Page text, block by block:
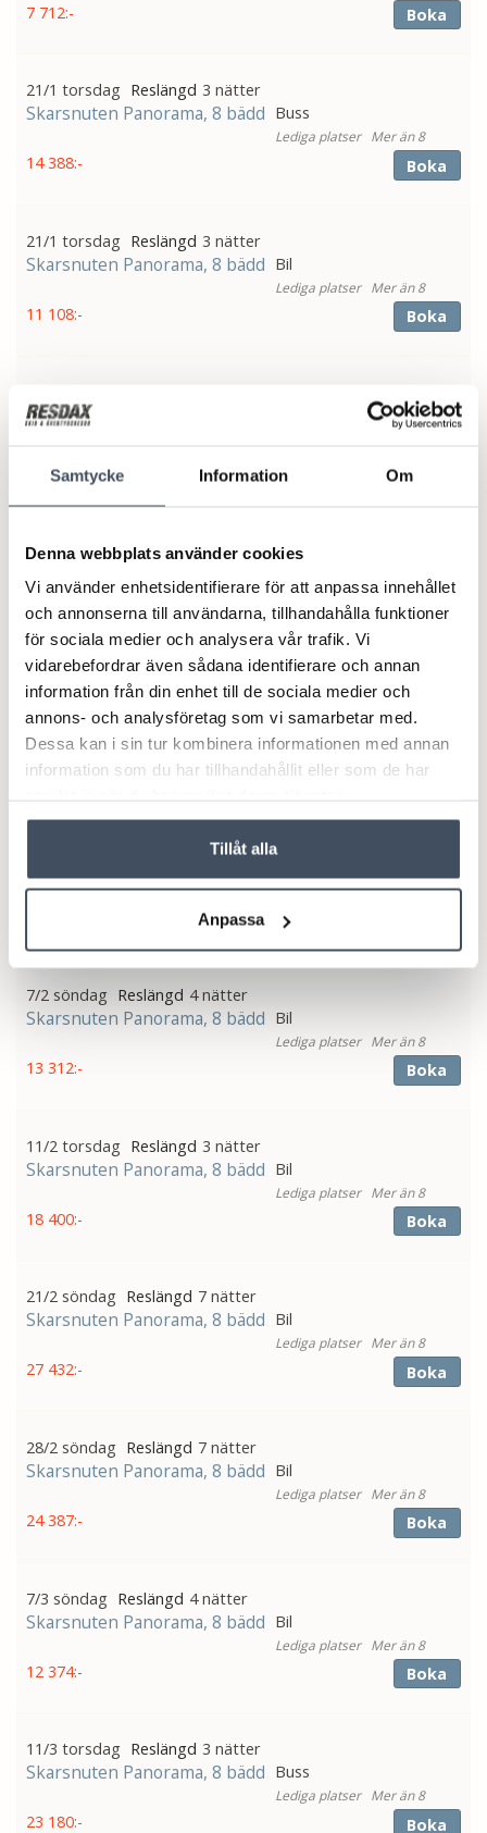
Samtycke Information Om
Denna webbplats använder cookies
Vi använder enhetsidentifierare för att anpassa innehållet
och annonserna till användarna, tillhandahålla funktioner
för sociala medier och analysera vår trafik. Vi
vidarebefordrar även sådana identifierare och annan
information från din enhet till de sociala medier och
annons- och analysföretag som vi samarbetar med.
Dessa kan i sin tur kombinera informationen med annan
information som du har tillhandahållit eller som de har
Tillåt alla
Anpassa
7 712:- Boka
21/1 torsdag 3 nätter
Skarsnuten Panorama, 8 bädd Buss
Mer än 8
14 388:- Boka
21/1 torsdag 3 nätter
Skarsnuten Panorama, 8 bädd Bil
Mer än 8
11 108:- Boka
Skarsnuten Panorama, 8 bädd
10 893:- Boka
31/1 söndag 4 nätter
Skarsnuten Panorama, 8 bädd Bil
Mer än 8
13 038:- Boka
4/2 torsdag 3 nätter
Skarsnuten Panorama, 8 bädd Buss
Mer än 8
21 474:- Boka
3 nätter
Mer än 8
7/2 söndag 4 nätter
Skarsnuten Panorama, 8 bädd Bil
Mer än 8
13 312:- Boka
11/2 torsdag 3 nätter
Skarsnuten Panorama, 8 bädd Bil
Mer än 8
18 400:- Boka
21/2 söndag 7 nätter
Skarsnuten Panorama, 8 bädd Bil
Mer än 8
27 432:- Boka
28/2 söndag 7 nätter
Skarsnuten Panorama, 8 bädd Bil
Mer än 8
24 387:- Boka
7/3 söndag 4 nätter
Skarsnuten Panorama, 8 bädd Bil
Mer än 8
12 374:- Boka
11/3 torsdag 3 nätter
Skarsnuten Panorama, 8 bädd Buss
Mer än 8
23 180:- Boka